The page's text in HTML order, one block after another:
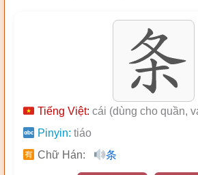
Tiếng Việt: cái (dùng cho quần,
Pinyin: tiáo
Chữ Hán:
条